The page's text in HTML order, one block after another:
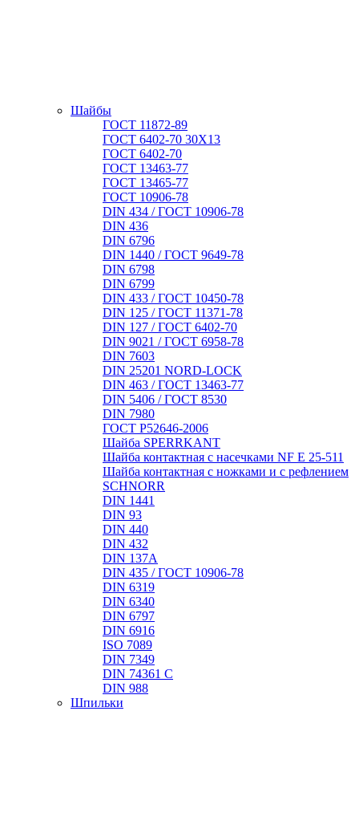
Шайбы
ГОСТ 11872-89
ГОСТ 6402-70 30Х13
ГОСТ 6402-70
ГОСТ 13463-77
ГОСТ 13465-77
ГОСТ 10906-78
DIN 434 / ГОСТ 10906-78
DIN 436
DIN 6796
DIN 1440 / ГОСТ 9649-78
DIN 6798
DIN 6799
DIN 433 / ГОСТ 10450-78
DIN 125 / ГОСТ 11371-78
DIN 127 / ГОСТ 6402-70
DIN 9021 / ГОСТ 6958-78
DIN 7603
DIN 25201 NORD-LOCK
DIN 463 / ГОСТ 13463-77
DIN 5406 / ГОСТ 8530
DIN 7980
ГОСТ Р52646-2006
Шайба SPERRKANT
Шайба контактная с насечками NF E 25-511
Шайба контактная с ножками и с рефлением
SCHNORR
DIN 1441
DIN 93
DIN 440
DIN 432
DIN 137A
DIN 435 / ГОСТ 10906-78
DIN 6319
DIN 6340
DIN 6797
DIN 6916
ISO 7089
DIN 7349
DIN 74361 C
DIN 988
Шпильки